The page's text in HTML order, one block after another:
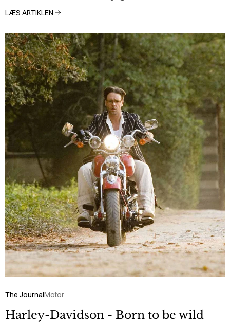
LÆS ARTIKLEN
The JournalMotor
Harley-Davidson - Born to be wild